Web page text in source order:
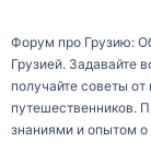
Форум про Грузию:
Грузией. Задавайте
получайте советы
путешественников.
знаниями и опытом